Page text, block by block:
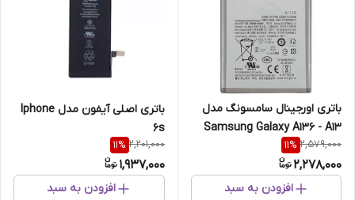
باتری اورجینال سامسونگ مدل
Samsung Galaxy A136 - A13
5g
2,579,000
11%
2,278,000
افزودن به سبد
باتری اصلی آیفون مدل Iphone
6s
2,201,000
11%
1,937,000
افزودن به سبد